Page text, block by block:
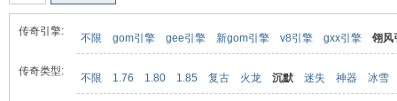
传奇引擎:
不限 gom引擎 gee引擎 新gom引擎 v8引擎 gxx引擎 翎风
传奇类型:
不限 1.76 1.80 1.85 复古 火龙 沉默 迷失 神器 冰雪